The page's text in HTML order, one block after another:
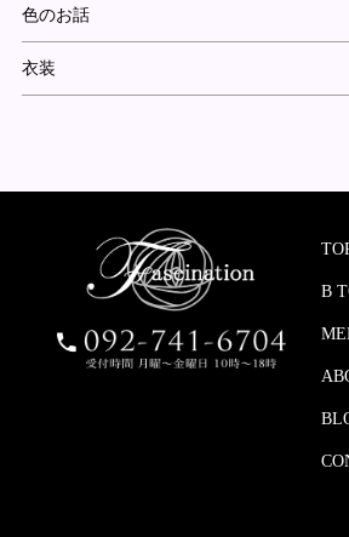
色のお話
衣装
B